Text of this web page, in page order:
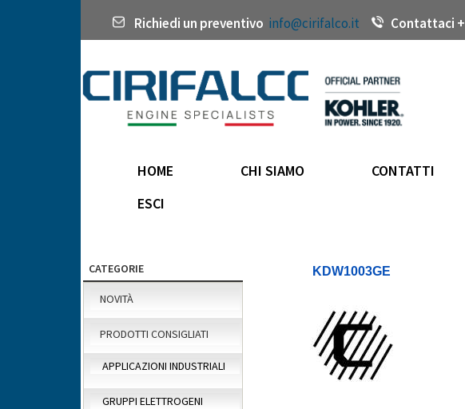
Richiedi un preventivo info@cirifalco.it Contattaci +
HOME CHI SIAMO CONTATTI
ESCI
CATEGORIE
NOVITÀ
PRODOTTI CONSIGLIATI
APPLICAZIONI INDUSTRIALI
GRUPPI ELETTROGENI
KDW1003GE